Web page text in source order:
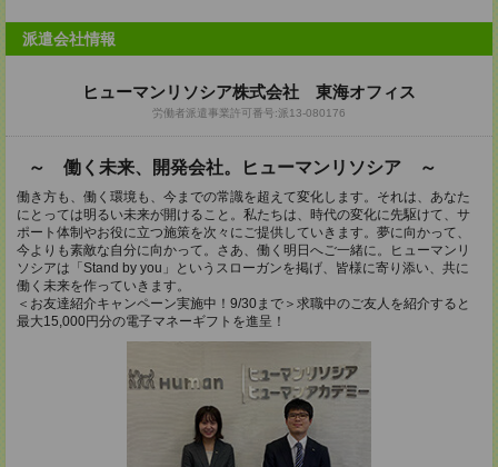
派遣会社情報
ヒューマンリソシア株式会社 東海オフィス
労働者派遣事業許可番号:派13-080176
～ 働く未来、開発会社。ヒューマンリソシア ～
働き方も、働く環境も、今までの常識を超えて変化します。それは、あなた
にとっては明るい未来が開けること。私たちは、時代の変化に先駆けて、サ
ポート体制やお役に立つ施策を次々にご提供していきます。夢に向かって、
今よりも素敵な自分に向かって。さあ、働く明日へご一緒に。ヒューマンリ
ソシアは「Stand by you」というスローガンを掲げ、皆様に寄り添い、共に
働く未来を作っていきます。
＜お友達紹介キャンペーン実施中！9/30まで＞求職中のご友人を紹介すると
最大15,000円分の電子マネーギフトを進呈！